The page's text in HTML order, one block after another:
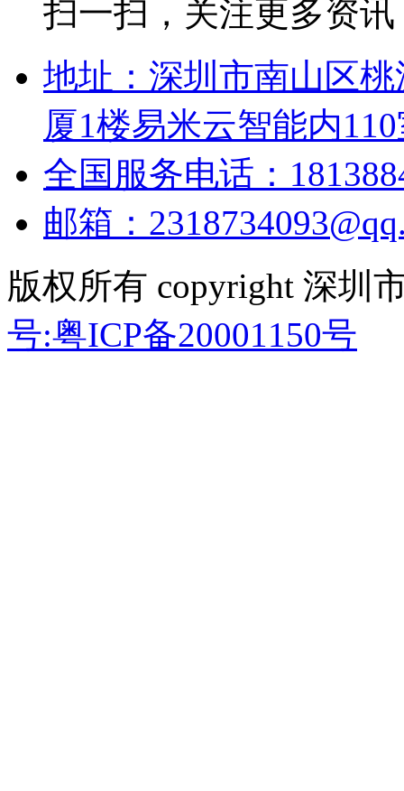
扫一扫，关注更多资讯
地址：深圳市南山区
厦1楼易米云智能内
全国服务电话：
邮箱：
版权所有 copyright 深圳
号:粤ICP备20001150号